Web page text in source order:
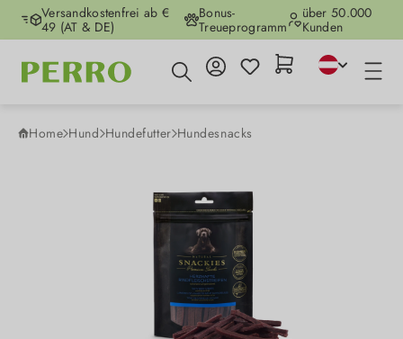
Zum Hauptinhalt springen
Versandkostenfrei ab €
49 (AT & DE)
Bonus-
Treueprogramm
über 50.000
Kunden
Home Hund Hundefutter Hundesnacks